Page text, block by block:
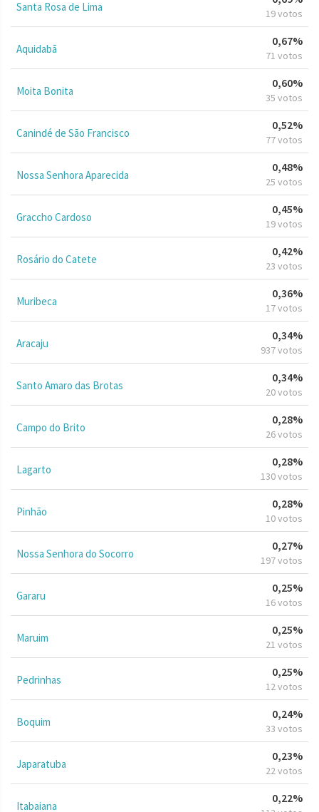
Santa Rosa de Lima 19 votos
Aquidabã
0,67%
71 votos
Moita Bonita
0,60%
35 votos
Canindé de São Francisco
0,52%
77 votos
Nossa Senhora Aparecida
0,48%
25 votos
Graccho Cardoso
0,45%
19 votos
Rosário do Catete
0,42%
23 votos
Muribeca
0,36%
17 votos
Aracaju
0,34%
937 votos
Santo Amaro das Brotas
0,34%
20 votos
Campo do Brito
0,28%
26 votos
Lagarto
0,28%
130 votos
Pinhão
0,28%
10 votos
Nossa Senhora do Socorro
0,27%
197 votos
Gararu
0,25%
16 votos
Maruim
0,25%
21 votos
Pedrinhas
0,25%
12 votos
Boquim
0,24%
33 votos
Japaratuba
0,23%
22 votos
Itabaiana
0,22%